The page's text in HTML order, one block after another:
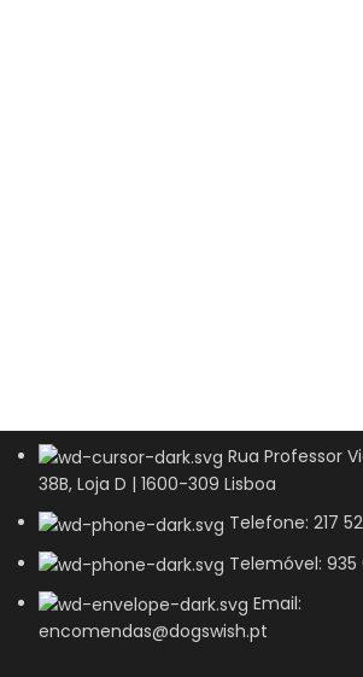
Rua Professor
38B, Loja D | 1600-309 Lisboa
Telefone: 217
Telemóvel: 935
Email:
encomendas@dogswish.pt